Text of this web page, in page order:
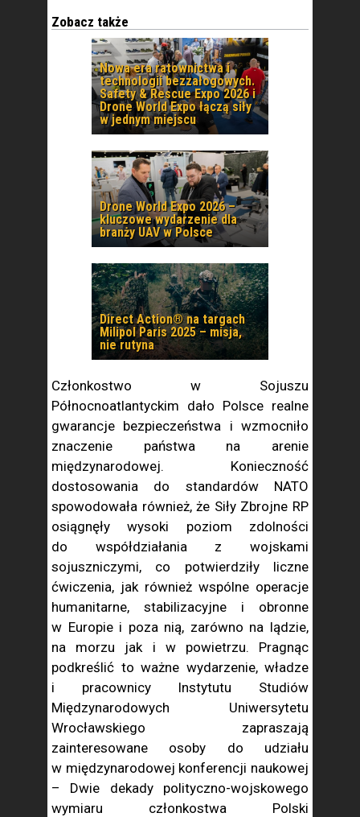
Zobacz także
Nowa era ratownictwa i
technologii bezzałogowych.
Safety & Rescue Expo 2026 i
Drone World Expo łączą siły
w jednym miejscu
Drone World Expo 2026 –
kluczowe wydarzenie dla
branży UAV w Polsce
Direct Action® na targach
Milipol Paris 2025 – misja,
nie rutyna
Członkostwo w Sojuszu
Północnoatlantyckim dało Polsce realne
gwarancje bezpieczeństwa i wzmocniło
znaczenie państwa na arenie
międzynarodowej. Konieczność
dostosowania do standardów NATO
spowodowała również, że Siły Zbrojne RP
osiągnęły wysoki poziom zdolności
do współdziałania z wojskami
sojuszniczymi, co potwierdziły liczne
ćwiczenia, jak również wspólne operacje
humanitarne, stabilizacyjne i obronne
w Europie i poza nią, zarówno na lądzie,
na morzu jak i w powietrzu. Pragnąc
podkreślić to ważne wydarzenie, władze
i pracownicy Instytutu Studiów
Międzynarodowych Uniwersytetu
Wrocławskiego zapraszają
zainteresowane osoby do udziału
w międzynarodowej konferencji naukowej
– Dwie dekady polityczno-wojskowego
wymiaru członkostwa Polski